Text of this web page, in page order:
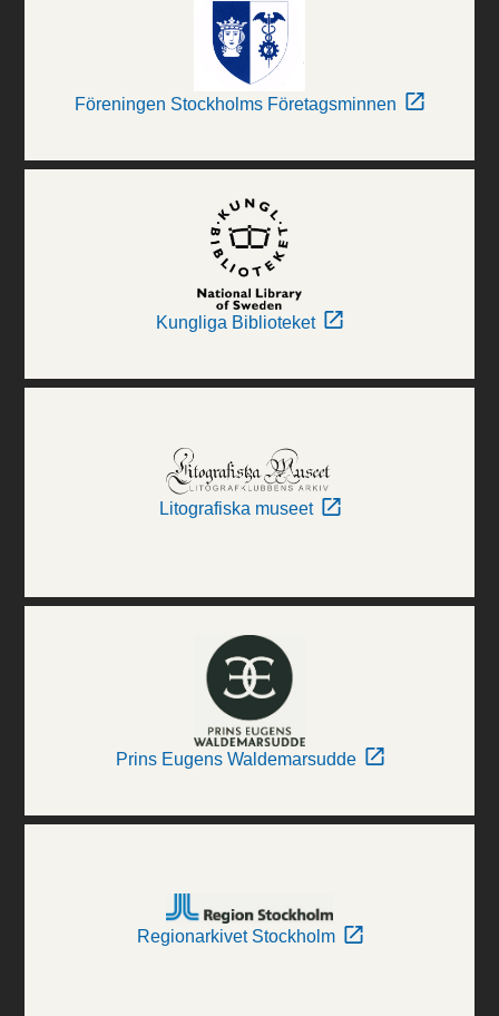
Föreningen Stockholms Företagsminnen
Kungliga Biblioteket
Litografiska museet
Prins Eugens Waldemarsudde
Regionarkivet Stockholm